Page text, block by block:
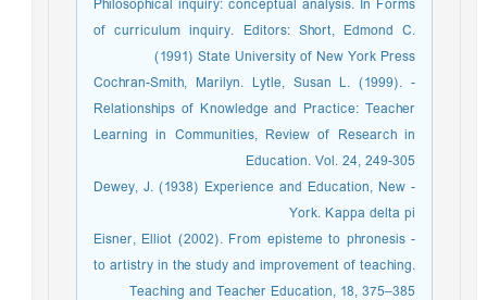
Philosophical inquiry: conceptual analysis. In Forms
of curriculum inquiry. Editors: Short, Edmond C.
(1991) State University of New York Press
- Cochran-Smith, Marilyn. Lytle, Susan L. (1999).
Relationships of Knowledge and Practice: Teacher
Learning in Communities, Review of Research in
Education. Vol. 24, 249-305
- Dewey, J. (1938) Experience and Education, New
York. Kappa delta pi
- Eisner, Elliot (2002). From episteme to phronesis
to artistry in the study and improvement of teaching.
Teaching and Teacher Education, 18, 375–385